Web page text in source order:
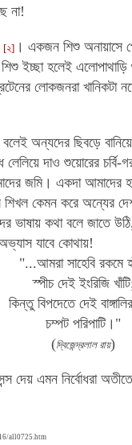
না!
[২]। একজন শিশু অনায়াসে
ইচ্ছা হলেই
লোকজনরা
বলেই অন্যদের ছিবড়ে
দাও শুয়োরের চর্বি-
জমি। একদা আমাদের
কেমন করে অন্যের
কথা বলে জাতে
যাবে কোথায়!
"...আমরা সাহেবি রকমে
স্পীচ দেই ইংরিজি
কিন্তু বিপদেতে দেই
চম্পট পরিপাটি।"
(দ্বিজেন্দ্রলাল রায়)
দেয় এমন নির্বোধরা
all0725.htm